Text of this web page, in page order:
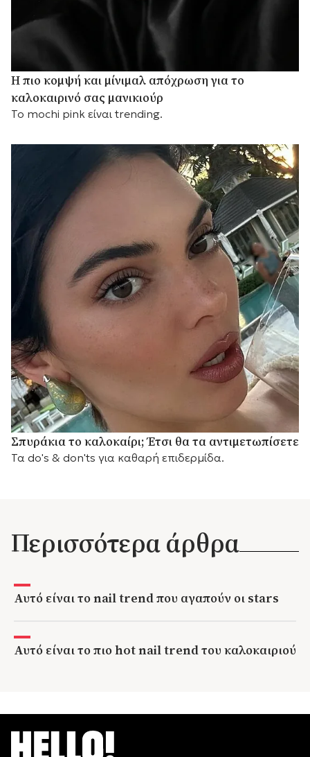
Η πιο κομψή και μίνιμαλ απόχρωση για το
καλοκαιρινό σας μανικιούρ
Το mochi pink είναι trending.
Σπυράκια το καλοκαίρι; Έτσι θα τα αντιμετωπίσετε
Τα do's & don'ts για καθαρή επιδερμίδα.
Περισσότερα άρθρα
Αυτό είναι το nail trend που αγαπούν οι stars
Αυτό είναι το πιο hot nail trend του καλοκαιριού